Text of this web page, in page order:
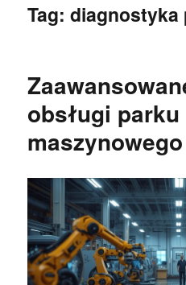
Tag:diagnostyka
obsługi parku
maszynowego